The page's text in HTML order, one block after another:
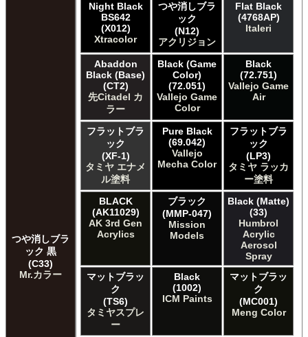
つや消しブラ
ック 黒
(C33)
Mr.カラー
Night Black
BS642
(X012)
Xtracolor
つや消しブラ
ック
(N12)
アクリジョン
Flat Black
(4768AP)
Italeri
Abaddon
Black (Base)
(CT2)
先Citadel カ
ラー
Black (Game
Color)
(72.051)
Vallejo Game
Color
Black
(72.751)
Vallejo Game
Air
フラットブラ
ック
(XF-1)
タミヤ エナメ
ル塗料
Pure Black
(69.042)
Vallejo
Mecha Color
フラットブラ
ック
(LP3)
タミヤ ラッカ
ー塗料
BLACK
(AK11029)
AK 3rd Gen
Acrylics
ブラック
(MMP-047)
Mission
Models
Black (Matte)
(33)
Humbrol
Acrylic
Aerosol
Spray
マットブラッ
ク
(TS6)
タミヤスプレ
ー
Black
(1002)
ICM Paints
マットブラッ
ク
(MC001)
Meng Color